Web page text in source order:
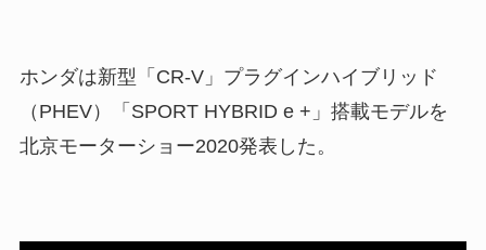
ホンダは新型「CR-V」プラグインハイブリッド
（PHEV）「SPORT HYBRID e +」搭載モデルを
北京モーターショー2020発表した。